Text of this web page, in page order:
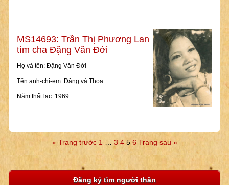
MS14693: Trần Thị Phương Lan
tìm cha Đặng Văn Đới
Họ và tên: Đặng Văn Đới
Tên anh-chị-em: Đặng và Thoa
Năm thất lạc: 1969
« Trang trước 1 … 3 4 5 6 Trang sau »
Đăng ký tìm người thân